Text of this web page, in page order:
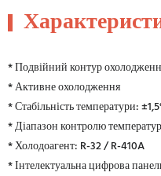
* Подвійний контур
* Активне охолодження
* Стабільність температури:
* Діапазон контролю
* Холодоагент: R-32 / R-410A
* Інтелектуальна цифрова